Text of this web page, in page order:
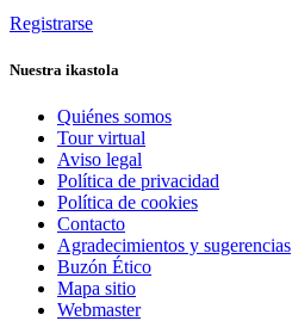
Registrarse
Nuestra ikastola
Quiénes somos
Tour virtual
Aviso legal
Política de privacidad
Política de cookies
Contacto
Agradecimientos y sugerencias
Buzón Ético
Mapa sitio
Webmaster